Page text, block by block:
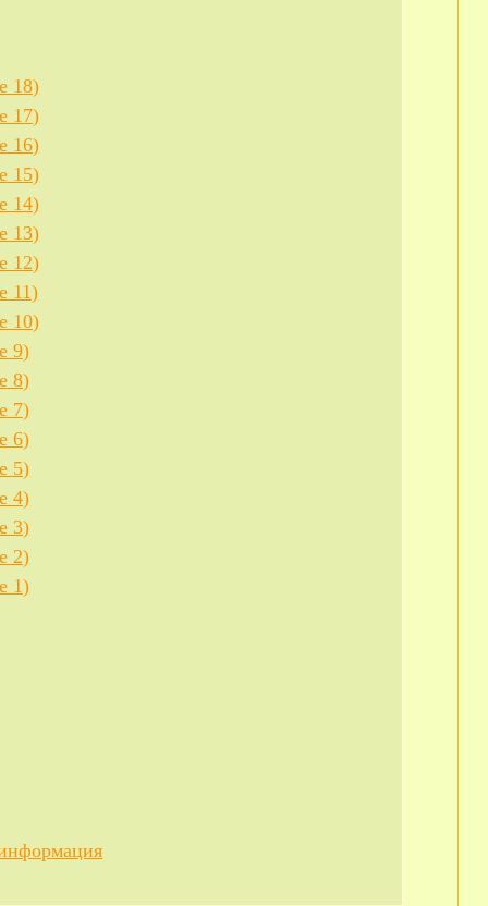
18)
17)
16)
15)
14)
13)
12)
11)
10)
9)
8)
7)
6)
5)
4)
3)
2)
1)